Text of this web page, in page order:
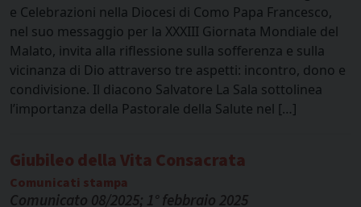
e Celebrazioni nella Diocesi di Como Papa Francesco,
nel suo messaggio per la XXXIII Giornata Mondiale del
Malato, invita alla riflessione sulla sofferenza e sulla
vicinanza di Dio attraverso tre aspetti: incontro, dono e
condivisione. Il diacono Salvatore La Sala sottolinea
l’importanza della Pastorale della Salute nel […]
Giubileo della Vita Consacrata
Comunicati stampa
Comunicato 08/2025; 1° febbraio 2025